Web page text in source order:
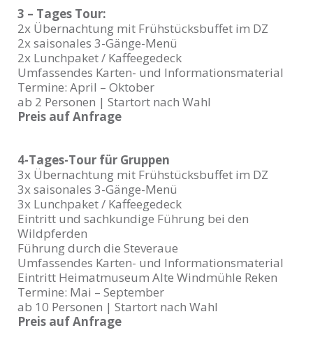
3 – Tages Tour:
2x Übernachtung mit Frühstücksbuffet im DZ
2x saisonales 3-Gänge-Menü
2x Lunchpaket / Kaffeegedeck
Umfassendes Karten- und Informationsmaterial
Termine: April – Oktober
ab 2 Personen | Startort nach Wahl
Preis auf Anfrage
4-Tages-Tour für Gruppen
3x Übernachtung mit Frühstücksbuffet im DZ
3x saisonales 3-Gänge-Menü
3x Lunchpaket / Kaffeegedeck
Eintritt und sachkundige Führung bei den
Wildpferden
Führung durch die Steveraue
Umfassendes Karten- und Informationsmaterial
Eintritt Heimatmuseum Alte Windmühle Reken
Termine: Mai – September
ab 10 Personen | Startort nach Wahl
Preis auf Anfrage